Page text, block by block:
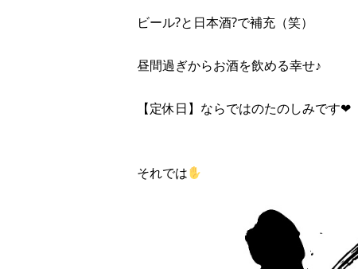
ビール?と日本酒?で補充（笑）
昼間過ぎからお酒を飲める幸せ♪
【定休日】ならではのたのしみです❤︎
それでは